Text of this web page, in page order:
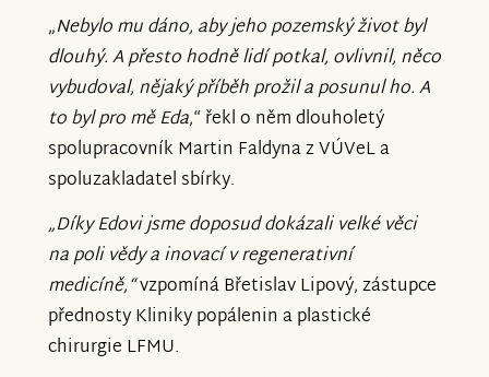
„Nebylo mu dáno, aby jeho pozemský život byl
dlouhý. A přesto hodně lidí potkal, ovlivnil, něco
vybudoval, nějaký příběh prožil a posunul ho. A
to byl pro mě Eda,“ řekl o něm dlouholetý
spolupracovník Martin Faldyna z VÚVeL a
spoluzakladatel sbírky.
„Díky Edovi jsme doposud dokázali velké věci
na poli vědy a inovací v regenerativní
medicíně,“vzpomíná Břetislav Lipový, zástupce
přednosty Kliniky popálenin a plastické
chirurgie LFMU.